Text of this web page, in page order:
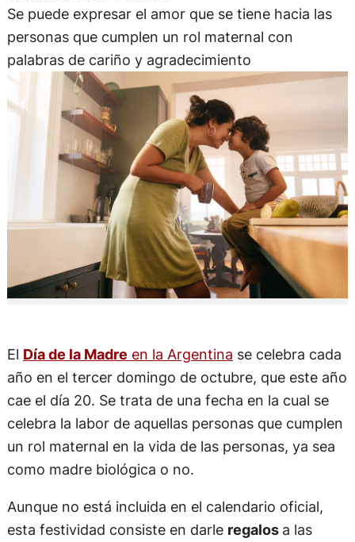
Se puede expresar el amor que se tiene hacia las
personas que cumplen un rol maternal con
palabras de cariño y agradecimiento
El Día de la Madre en la Argentina se celebra cada
año en el tercer domingo de octubre, que este año
cae el día 20. Se trata de una fecha en la cual se
celebra la labor de aquellas personas que cumplen
un rol maternal en la vida de las personas, ya sea
como madre biológica o no.
Aunque no está incluida en el calendario oficial,
esta festividad consiste en darle regalos a las